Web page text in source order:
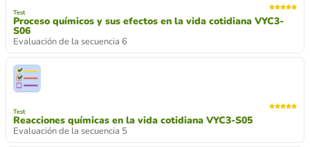
Test
Proceso químicos y sus efectos en la vida cotidiana VYC3-
S06
Evaluación de la secuencia 6
Test
Reacciones químicas en la vida cotidiana VYC3-S05
Evaluación de la secuencia 5